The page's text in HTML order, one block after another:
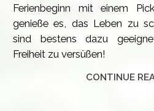
Ferienbeginn mit einem
genieße es, das Leben zu
sind bestens dazu
Freiheit zu versüßen!
CONTINUE